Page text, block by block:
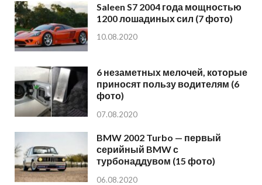
Saleen S7 2004 года мощностью
1200 лошадиных сил (7 фото)
10.08.2020
6 незаметных мелочей, которые
приносят пользу водителям (6
фото)
07.08.2020
BMW 2002 Turbo — первый
серийный BMW с
турбонаддувом (15 фото)
06.08.2020